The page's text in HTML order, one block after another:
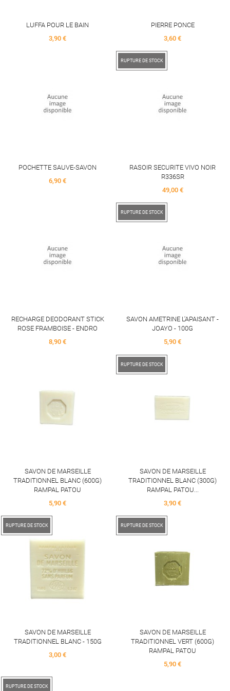
LUFFA POUR LE BAIN
Price
3,90 €
PIERRE PONCE
Price
3,60 €
POCHETTE SAUVE-SAVON
Price
6,90 €
RUPTURE DE STOCK
RASOIR SECURITE VIVO NOIR
R336SR
Price
49,00 €
RECHARGE DEODORANT STICK
ROSE FRAMBOISE - ENDRO
Price
8,90 €
RUPTURE DE STOCK
SAVON AMETRINE L'APAISANT -
JOAYO - 100G
Price
5,90 €
SAVON DE MARSEILLE
TRADITIONNEL BLANC (600G)
RAMPAL PATOU
Price
5,90 €
RUPTURE DE STOCK
SAVON DE MARSEILLE
TRADITIONNEL BLANC (300G)
RAMPAL PATOU...
Price
3,90 €
RUPTURE DE STOCK
SAVON DE MARSEILLE
TRADITIONNEL BLANC - 150G
Price
3,00 €
RUPTURE DE STOCK
SAVON DE MARSEILLE
TRADITIONNEL VERT (600G)
RAMPAL PATOU
Price
5,90 €
RUPTURE DE STOCK